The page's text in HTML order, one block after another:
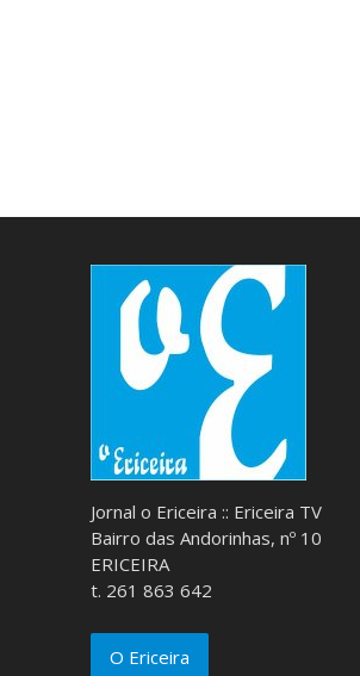
Jornal o Ericeira :: Ericeira TV
Bairro das Andorinhas, nº 10
ERICEIRA
t. 261 863 642
O Ericeira